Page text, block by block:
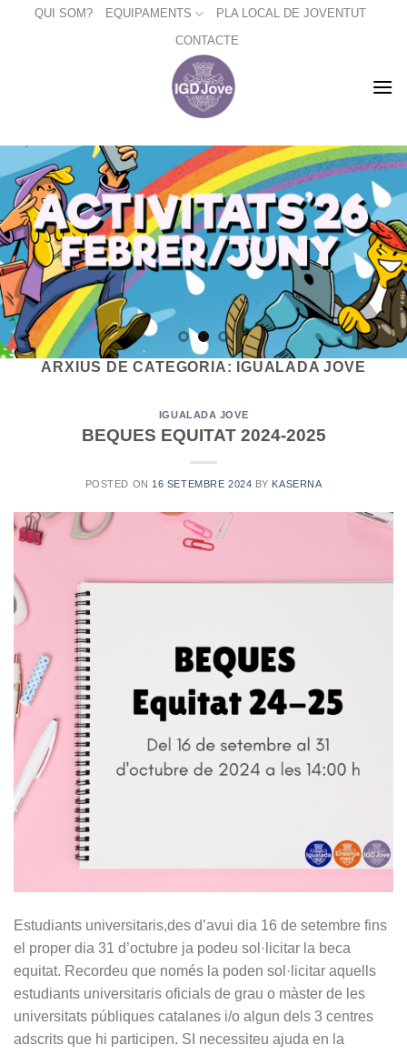
QUI SOM? EQUIPAMENTS
PLA LOCAL DE JOVENTUT
CONTACTE
ARXIUS DE CATEGORIA: IGUALADA JOVE
IGUALADA JOVE
BEQUES EQUITAT 2024-2025
POSTED ON 16 SETEMBRE 2024 BY KASERNA
Estudiants universitaris,des d’avui dia 16 de setembre fins
el proper dia 31 d’octubre ja podeu sol·licitar la beca
equitat. Recordeu que només la poden sol·licitar aquells
estudiants universitaris oficials de grau o màster de les
universitats públiques catalanes i/o algun dels 3 centres
adscrits que hi participen. SI necessiteu ajuda en la